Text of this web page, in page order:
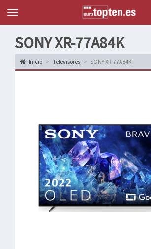
Topten
Menu
SONY XR-77A84K
Inicio Televisores SONY XR-77A84K